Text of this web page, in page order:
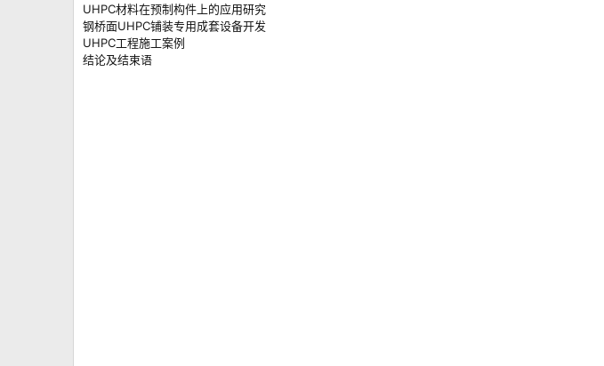
UHPC材料在预制构件上的应用研究
钢桥面UHPC铺装专用成套设备开发
UHPC工程施工案例
结论及结束语